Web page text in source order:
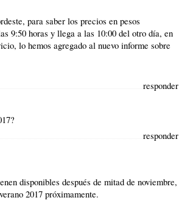
para saber los precios en pesos
9:50 horas y llega a las 10:00 del otro día, en
lo hemos agregado al nuevo informe sobre
responder
responder
disponibles después de mitad de noviembre,
2017 próximamente.